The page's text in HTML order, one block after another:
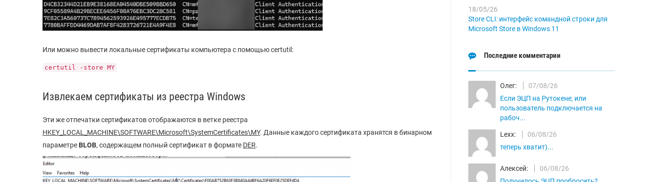
Или можно вывести локальные сертификаты компьютера с помощью certutil:
certutil -store MY
Извлекаем сертификаты из реестра Windows
Эти же отпечатки сертификатов отображаются в ветке реестра
HKEY_LOCAL_MACHINE\SOFTWARE\Microsoft\SystemCertificates\MY. Данные каждого сертификата хранятся в бинарном
параметре BLOB, содержащем полный сертификат в формате DER.
18/05/26
Store CLI: интерфейс командной строки для
Microsoft Store в Windows 11
Последние комментарии
Олег:
07/08/26
Если ЭЦП на Рутокене, или
пользователь подключается на
рабоч...
Lexx:
06/08/26
теперь хватит)...
Алексей:
06/08/26